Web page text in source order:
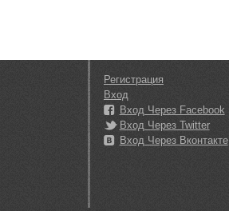
Регистрация
Вход
Вход Через Facebook
Вход Через Twitter
Вход Через Вконтакте